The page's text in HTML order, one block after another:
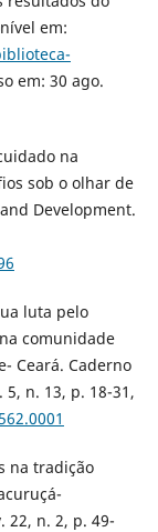
em:
em: 30 ago.
na
sob o olhar de
Development.
luta pelo
comunidade
Ceará. Caderno
n. 13, p. 18-31,
na tradição
22, n. 2, p. 49-